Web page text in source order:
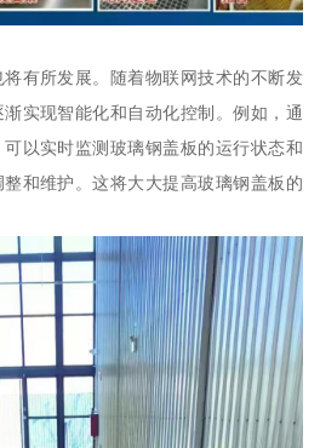
有所发展。随着物联网技术的不断发
实现智能化和自动化控制。例如，通
以实时监测玻璃钢盖板的运行状态和
和维护。这将大大提高玻璃钢盖板的